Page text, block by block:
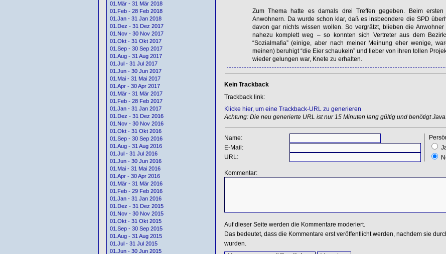
01.Mär - 31 Mär 2018
01.Feb - 28 Feb 2018
01.Jan - 31 Jan 2018
01.Dez - 31 Dez 2017
01.Nov - 30 Nov 2017
01.Okt - 31 Okt 2017
01.Sep - 30 Sep 2017
01.Aug - 31 Aug 2017
01.Jul - 31 Jul 2017
01.Jun - 30 Jun 2017
01.Mai - 31 Mai 2017
01.Apr - 30 Apr 2017
01.Mär - 31 Mär 2017
01.Feb - 28 Feb 2017
01.Jan - 31 Jan 2017
01.Dez - 31 Dez 2016
01.Nov - 30 Nov 2016
01.Okt - 31 Okt 2016
01.Sep - 30 Sep 2016
01.Aug - 31 Aug 2016
01.Jul - 31 Jul 2016
01.Jun - 30 Jun 2016
01.Mai - 31 Mai 2016
01.Apr - 30 Apr 2016
01.Mär - 31 Mär 2016
01.Feb - 29 Feb 2016
01.Jan - 31 Jan 2016
01.Dez - 31 Dez 2015
01.Nov - 30 Nov 2015
01.Okt - 31 Okt 2015
01.Sep - 30 Sep 2015
01.Aug - 31 Aug 2015
01.Jul - 31 Jul 2015
01.Jun - 30 Jun 2015
Zum Thema hatte es damals drei Treffen gegeben. Beim
Anwohnern. Da wurde schon klar, daß es insbeondere die SPD
davon gar nichts wissen wollen. So vergrätzt, blieben die
nahezu komplett weg – so konnten sich Vertreter aus dem
“Sozialmafia” (einige, aber nach meiner Meinung eher wenige,
meinen) beruhigt “die Eier schaukeln” und lieber von ihren tollen
wieder gelungen war, Knete zu erhalten.
Kein Trackback
Trackback link:
Klicke hier, um eine Trackback-URL zu generieren
Achtung: Die neu generierte URL ist nur 15 Minuten lang gültig und benötigt
Name:
E-Mail:
URL:
Kommentar:
Auf dieser Seite werden die Kommentare moderiert.
Das bedeutet, dass die Kommentare erst veröffentlicht werden, nachdem sie
wurden.